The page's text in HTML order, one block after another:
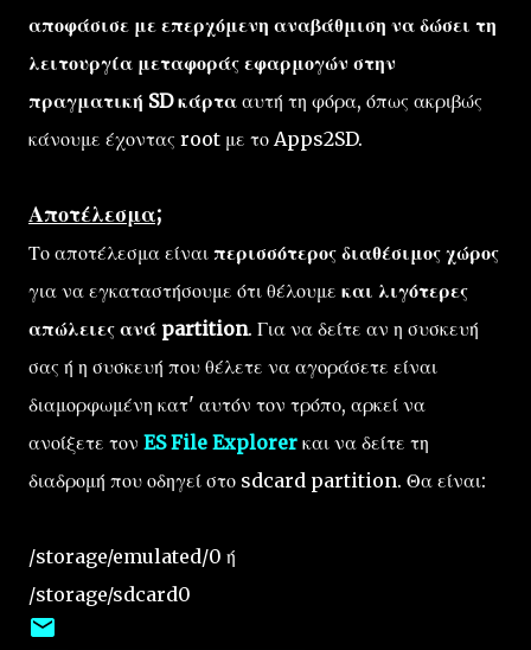
αποφάσισε με επερχόμενη αναβάθμιση να δώσει τη
λειτουργία μεταφοράς εφαρμογών στην
πραγματική SD κάρτα αυτή τη φόρα, όπως ακριβώς
κάνουμε έχοντας root με το Apps2SD.
Αποτέλεσμα;
Το αποτέλεσμα είναι περισσότερος διαθέσιμος χώρος
για να εγκαταστήσουμε ότι θέλουμε και λιγότερες
απώλειες ανά partition. Για να δείτε αν η συσκευή
σας ή η συσκευή που θέλετε να αγοράσετε είναι
διαμορφωμένη κατ' αυτόν τον τρόπο, αρκεί να
ανοίξετε τον ES File Explorer και να δείτε τη
διαδρομή που οδηγεί στο sdcard partition. Θα είναι:
/storage/emulated/0 ή
/storage/sdcard0